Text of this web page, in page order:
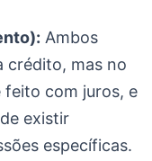
Ambos
crédito, mas no
feito com juros, e
existir
específicas.